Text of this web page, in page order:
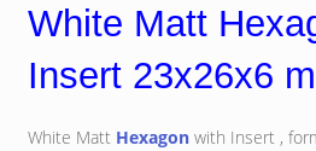
White Matt
Insert 23x26x6
White Matt Hexagonwith Insert ,